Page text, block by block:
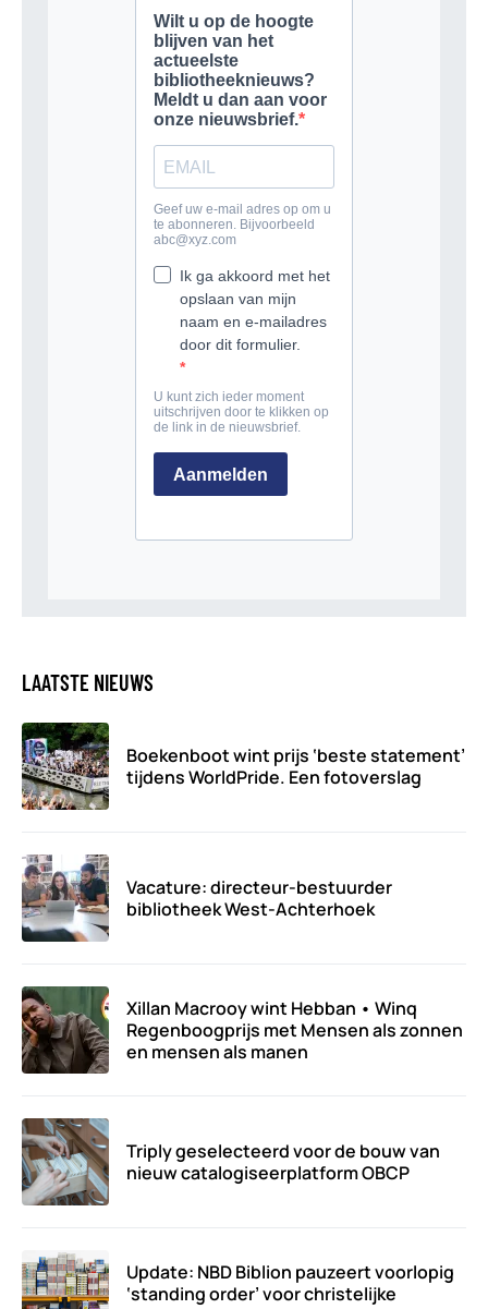
LAATSTE NIEUWS
Boekenboot wint prijs ‘beste statement’
tijdens WorldPride. Een fotoverslag
Vacature: directeur-bestuurder
bibliotheek West-Achterhoek
Xillan Macrooy wint Hebban • Winq
Regenboogprijs met Mensen als zonnen
en mensen als manen
Triply geselecteerd voor de bouw van
nieuw catalogiseerplatform OBCP
Update: NBD Biblion pauzeert voorlopig
‘standing order’ voor christelijke